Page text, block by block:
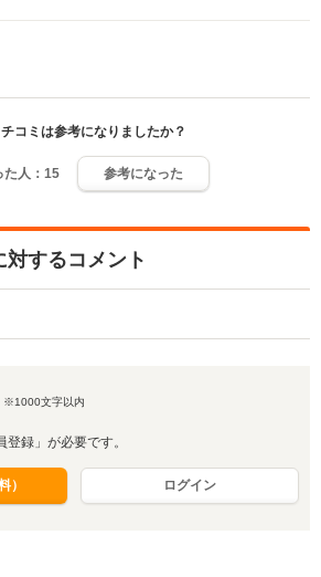
コミは参考になりましたか？
人： 15 参考になった
対するコメント
※1000文字以内
録」が必要です。
） ログイン